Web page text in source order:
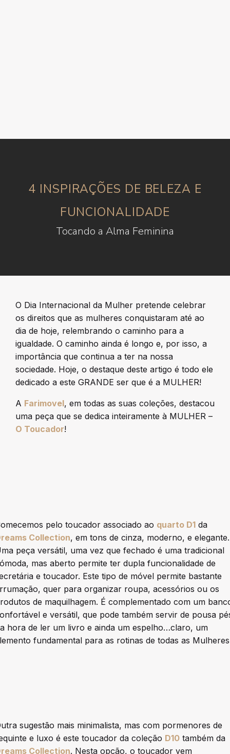
4 INSPIRAÇÕES DE BELEZA E
FUNCIONALIDADE
Tocando a Alma Feminina
O Dia Internacional da Mulher pretende celebrar
os direitos que as mulheres conquistaram até ao
dia de hoje, relembrando o caminho para a
igualdade. O caminho ainda é longo e, por isso, a
importância que continua a ter na nossa
sociedade. Hoje, o destaque deste artigo é todo ele
dedicado a este GRANDE ser que é a MULHER!
A Farimovel, em todas as suas coleções, destacou
uma peça que se dedica inteiramente à MULHER –
O Toucador!
pelo toucador associado ao quarto D1 da
Collection, em tons de cinza, moderno, e elegante.
peça versátil, uma vez que fechado é uma tradicional
mas aberto permite ter dupla funcionalidade de
e toucador. Este tipo de móvel permite bastante
quer para organizar roupa, acessórios ou os
de maquilhagem. É complementado com um
e versátil, que pode também servir de pousa
hora de ler um livro e ainda um espelho…claro, um
fundamental para as rotinas de todas as
sugestão mais minimalista, mas com pormenores de
e luxo é este toucador da coleção D10 também da
Collection. Nesta opção, o toucador vem